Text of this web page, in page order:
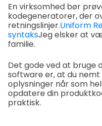
En virksomhed bør
kodegeneratorer, der
retningslinjer.Uniform
syntaksJeg elsker at
familie.
Det gode ved at bruge
software er, at du
oplysninger når som
opdatere din
praktisk.